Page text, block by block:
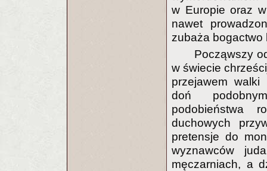
w Europie oraz
nawet
zubaża bogactwo
Począwszy
w świecie
przejawem
doń
podobieństwa
duchowych
pretensje do
wyznawców
męczarniach, a